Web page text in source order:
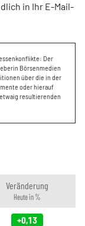
in Ihr E-Mail-
Der
Börsenmedien
über die in der
oder hierauf
resultierenden
Veränderung
Heute in %
+0,13